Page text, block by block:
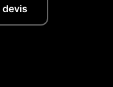
devis